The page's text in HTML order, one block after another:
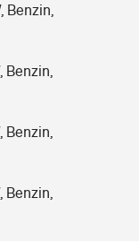
Benzin,
Benzin,
Benzin,
Benzin,